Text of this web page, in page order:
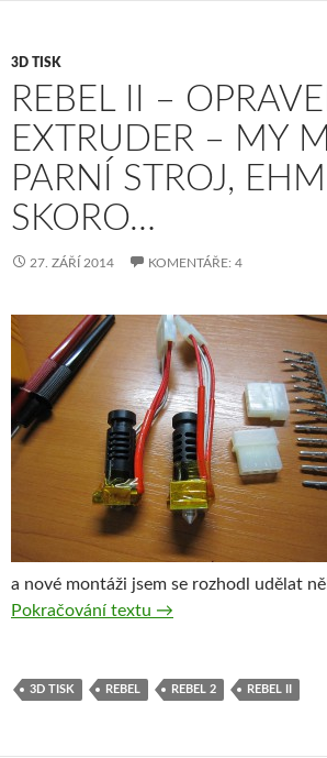
3D TISK
REBEL II –
EXTRUDER – MY
PARNÍ STROJ,
SKORO…
27. ZÁŘÍ 2014 KOMENTÁŘE: 4
a nové montáži jsem se rozhodl udělat
Pokračování textu Rebel II – Opravený
→
3D TISK REBEL REBEL 2 REBEL II